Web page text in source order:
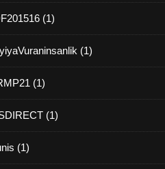
(1)
(1)
(1)
(1)
(1)